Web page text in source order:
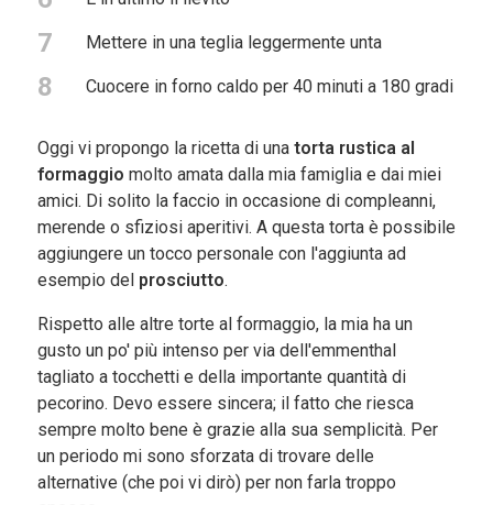
7 Mettere in una teglia leggermente unta
8 Cuocere in forno caldo per 40 minuti a 180 gradi
Oggi vi propongo la ricetta di una torta rustica al
formaggio molto amata dalla mia famiglia e dai miei
amici. Di solito la faccio in occasione di compleanni,
merende o sfiziosi aperitivi. A questa torta è possibile
aggiungere un tocco personale con l'aggiunta ad
esempio del prosciutto.
Rispetto alle altre torte al formaggio, la mia ha un
gusto un po' più intenso per via dell'emmenthal
tagliato a tocchetti e della importante quantità di
pecorino. Devo essere sincera; il fatto che riesca
sempre molto bene è grazie alla sua semplicità. Per
un periodo mi sono sforzata di trovare delle
alternative (che poi vi dirò) per non farla troppo